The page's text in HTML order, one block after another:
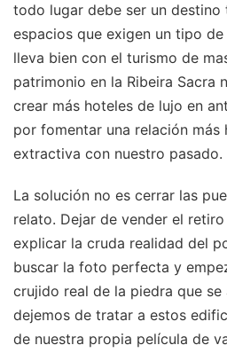
todo lugar debe ser un
espacios que exigen un tipo
lleva bien con el turismo de
patrimonio en la Ribeira Sacra
crear más hoteles de lujo en
por fomentar una relación más
extractiva con nuestro pasado.
La solución no es cerrar las
relato. Dejar de vender el
explicar la cruda realidad del
buscar la foto perfecta y
crujido real de la piedra que se
dejemos de tratar a estos
de nuestra propia película de